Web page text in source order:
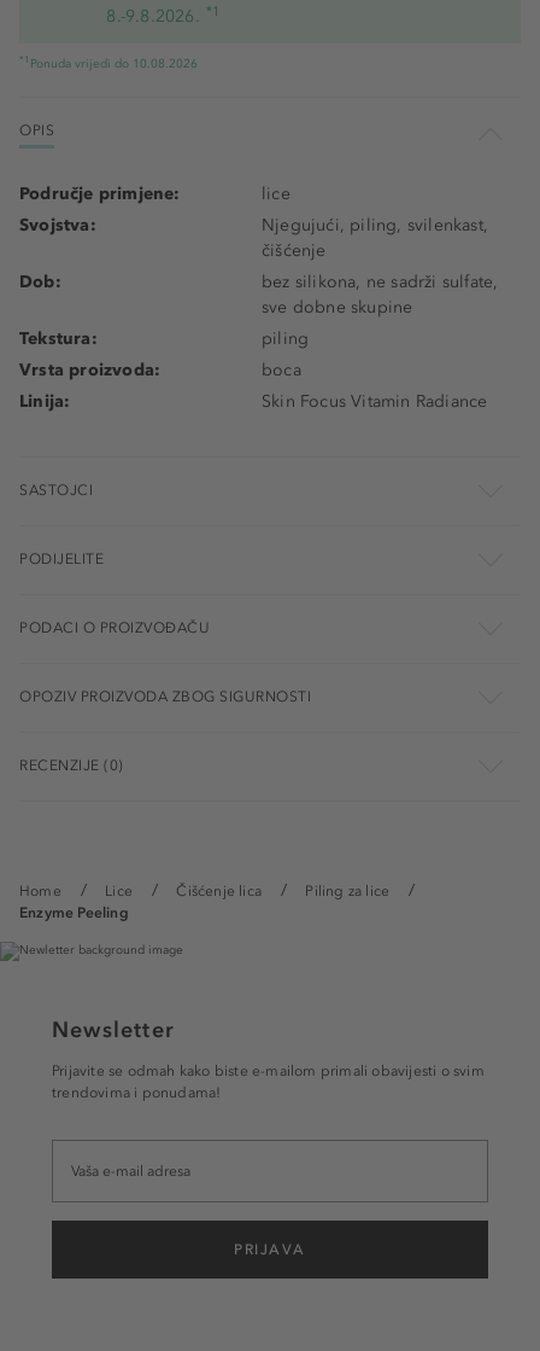
Home Lice Čišćenje lica
Piling za lice
Enzyme Peeling
8.-9.8.2026. *1
*1 Ponuda vrijedi do 10.08.2026
OPIS
Područje primjene:
lice
Svojstva:
Njegujući, piling, svilenkast,
čišćenje
Dob:
bez silikona, ne sadrži sulfate,
sve dobne skupine
Tekstura:
piling
Vrsta proizvoda:
boca
Linija:
Skin Focus Vitamin Radiance
SASTOJCI
PODIJELITE
PODACI O PROIZVOĐAČU
OPOZIV PROIZVODA ZBOG SIGURNOSTI
RECENZIJE (0)
Newsletter
Prijavite se odmah kako biste e-mailom primali obavijesti o svim
trendovima i ponudama!
PRIJAVA